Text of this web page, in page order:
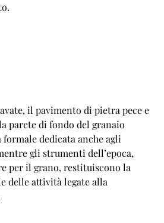
il pavimento di pietra pece e
parete di fondo del granaio
dedicata anche agli
gli strumenti dell’epoca,
per il grano, restituiscono la
delle attività legate alla